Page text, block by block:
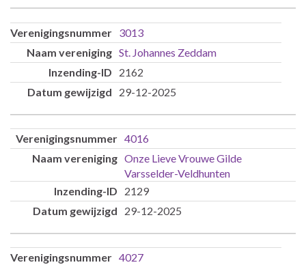
3013
St. Johannes Zeddam
2162
29-12-2025
4016
Onze Lieve Vrouwe Gilde
Varsselder-Veldhunten
2129
29-12-2025
4027